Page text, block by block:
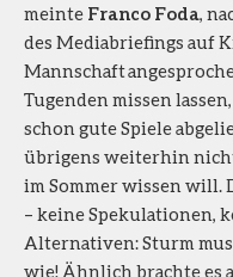
meinte Franco Foda,
des Mediabriefings auf
Mannschaft
Tugenden missen
schon gute Spiele
übrigens weiterhin
im Sommer wissen will.
– keine Spekulationen,
Alternativen: Sturm
wie! Ähnlich brachte es